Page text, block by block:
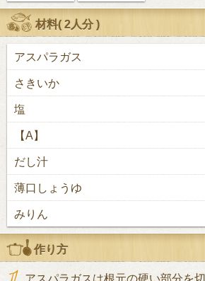
材料(2人分)
アスパラガス
さきいか
塩
【A】
だし汁
薄口しょうゆ
みりん
作り方
アスパラガスは根元の硬い部分を